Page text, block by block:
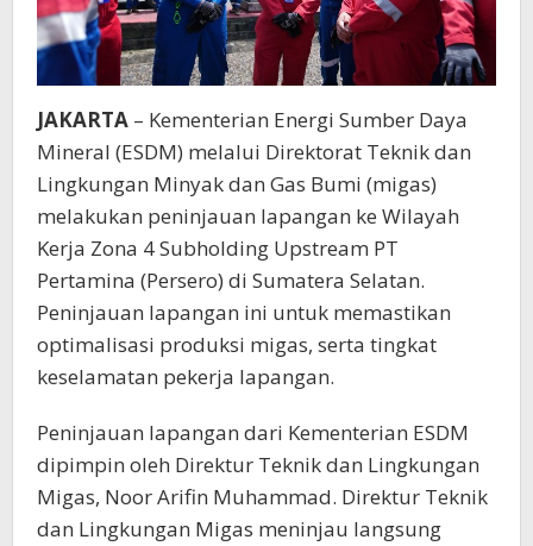
JAKARTA – Kementerian Energi Sumber Daya
Mineral (ESDM) melalui Direktorat Teknik dan
Lingkungan Minyak dan Gas Bumi (migas)
melakukan peninjauan lapangan ke Wilayah
Kerja Zona 4 Subholding Upstream PT
Pertamina (Persero) di Sumatera Selatan.
Peninjauan lapangan ini untuk memastikan
optimalisasi produksi migas, serta tingkat
keselamatan pekerja lapangan.
Peninjauan lapangan dari Kementerian ESDM
dipimpin oleh Direktur Teknik dan Lingkungan
Migas, Noor Arifin Muhammad. Direktur Teknik
dan Lingkungan Migas meninjau langsung